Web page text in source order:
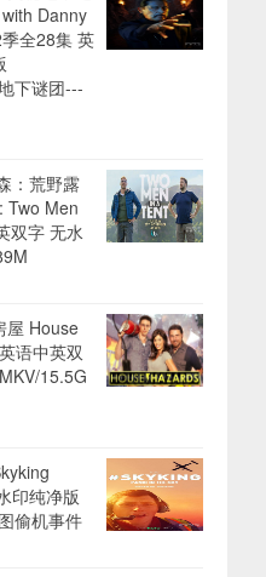
Danny
全28集 英
下谜团---
：荒野露
Two Men
双字 无水
屋 House
语中英双
15.5G
印纯净版
偷机事件